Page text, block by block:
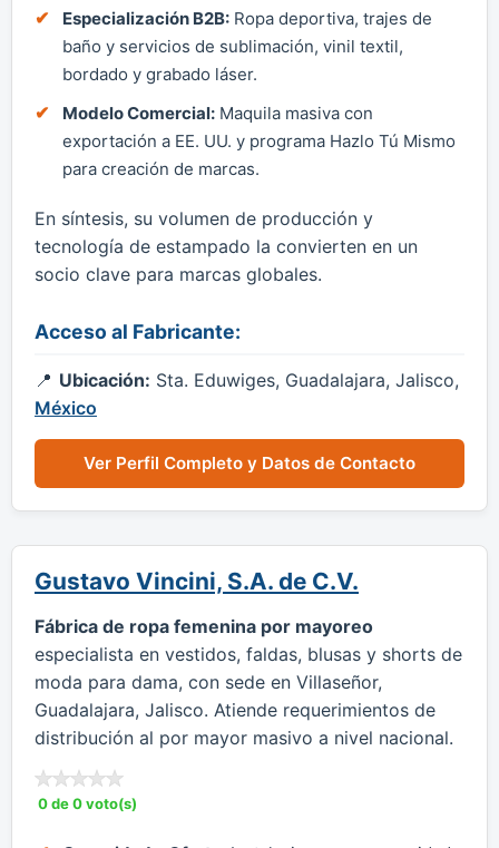
Especialización B2B: Ropa deportiva, trajes de
baño y servicios de sublimación, vinil textil,
bordado y grabado láser.
Modelo Comercial: Maquila masiva con
exportación a EE. UU. y programa Hazlo Tú Mismo
para creación de marcas.
En síntesis, su volumen de producción y
tecnología de estampado la convierten en un
socio clave para marcas globales.
Acceso al Fabricante:
Ubicación: Sta. Eduwiges, Guadalajara, Jalisco,
México
Ver Perfil Completo y Datos de Contacto
Gustavo Vincini, S.A. de C.V.
Fábrica de ropa femenina por mayoreo
especialista en vestidos, faldas, blusas y shorts de
moda para dama, con sede en Villaseñor,
Guadalajara, Jalisco. Atiende requerimientos de
distribución al por mayor masivo a nivel nacional.
0 de 0 voto(s)